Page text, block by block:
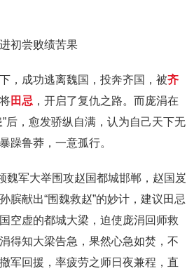
初尝败绩苦果
，成功逃离魏国，投奔齐国，被齐
田忌 ，开启了复仇之路。而庞涓在
后，愈发骄纵自满，认为自己天下无
躁鲁莽，一意孤行。
魏军大举围攻赵国都城邯郸，赵国岌
膑献出“围魏救赵”的妙计，建议田忌
空虚的都城大梁，迫使庞涓回师救
得知大梁告急，果然心急如焚，不
军回援，率疲劳之师日夜兼程，直